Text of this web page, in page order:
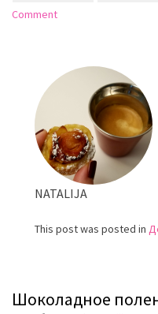
Commenton
NATALIJA
This post was posted in
Шоколадное